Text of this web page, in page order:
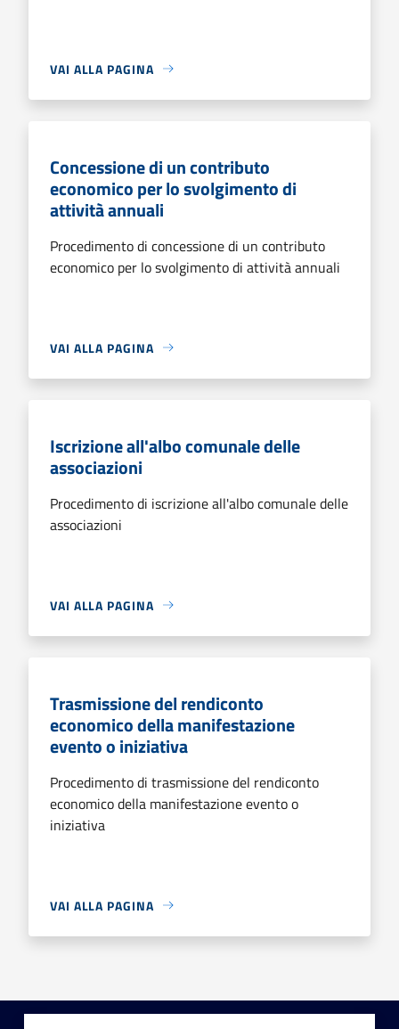
VAI ALLA PAGINA
Concessione di un contributo
economico per lo svolgimento di
attività annuali
Procedimento di concessione di un contributo
economico per lo svolgimento di attività annuali
VAI ALLA PAGINA
Iscrizione all'albo comunale delle
associazioni
Procedimento di iscrizione all'albo comunale delle
associazioni
VAI ALLA PAGINA
Trasmissione del rendiconto
economico della manifestazione
evento o iniziativa
Procedimento di trasmissione del rendiconto
economico della manifestazione evento o
iniziativa
VAI ALLA PAGINA